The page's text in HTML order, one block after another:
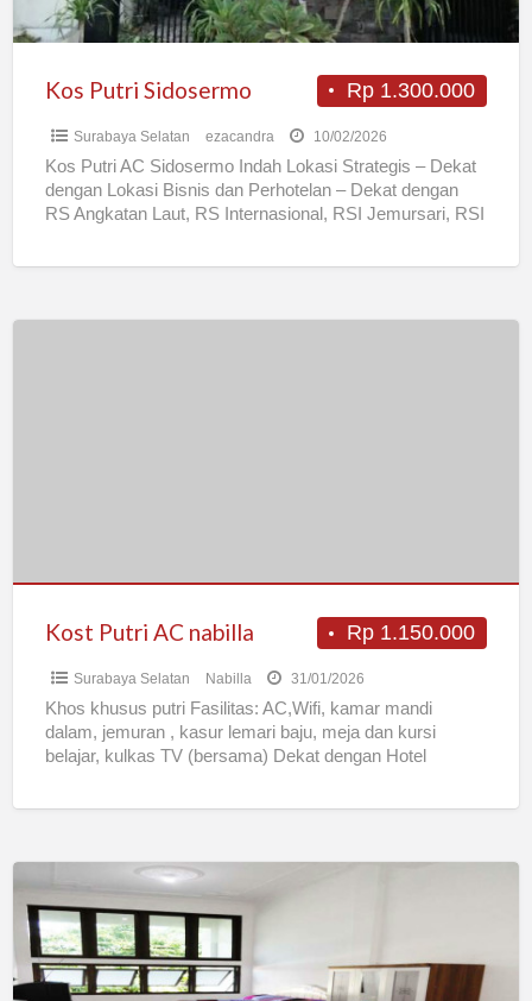
Rp 1.300.000
Kos Putri Sidosermo
Surabaya Selatan ezacandra 10/02/2026
Kos Putri AC Sidosermo Indah Lokasi Strategis – Dekat
dengan Lokasi Bisnis dan Perhotelan – Dekat dengan
RS Angkatan Laut, RS Internasional, RSI Jemursari, RSI
Rp 1.150.000
Kost Putri AC nabilla
Surabaya Selatan Nabilla 31/01/2026
Khos khusus putri Fasilitas: AC,Wifi, kamar mandi
dalam, jemuran , kasur lemari baju, meja dan kursi
belajar, kulkas TV (bersama) Dekat dengan Hotel
Kost
Kos